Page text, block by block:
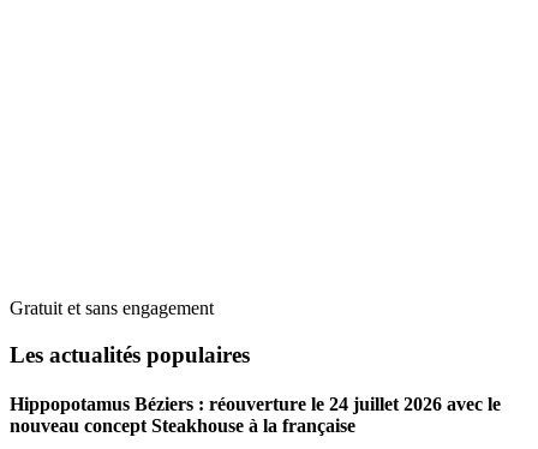
Gratuit et sans engagement
Les actualités populaires
Hippopotamus Béziers : réouverture le 24 juillet 2026 avec le
nouveau concept Steakhouse à la française